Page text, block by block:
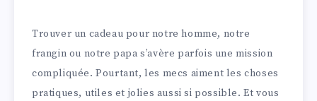
Trouver un cadeau pour notre homme, notre
frangin ou notre papa s’avère parfois une mission
compliquée. Pourtant, les mecs aiment les choses
pratiques, utiles et jolies aussi si possible. Et vous